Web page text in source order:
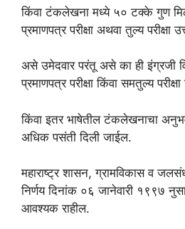
किंवा टंकलेखना मध्ये ५० टक्के गुण
प्रमाणपत्र परीक्षा अथवा तुल्य परीक्षा
असे उमेदवार परंतू असे का ही इंग्रजी
प्रमाणपत्र परीक्षा किंवा समतुल्य परीक्षा
किंवा इतर भाषेतील टंकलेखनाचा
अधिक पसंती दिली जाईल.
महाराष्ट्र शासन, ग्रामविकास व
निर्णय दिनांक ०६ जानेवारी १९९७
आवश्यक राहील.